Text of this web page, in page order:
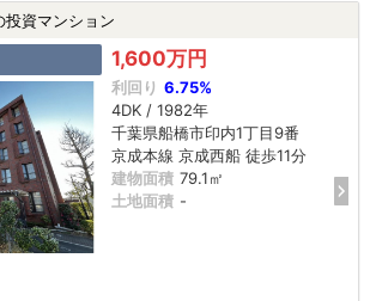
投資マンション
1,600万円
利回り 6.75%
4DK / 1982年
千葉県船橋市印内1丁目9番
京成本線 京成西船 徒歩11分
建物面積 79.1㎡
土地面積 -